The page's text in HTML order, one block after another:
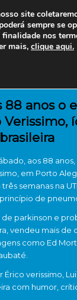
88 anos o
Verissimo,
aos 88
em Porto
semanas na
de
de parkinson e
vendeu mais de
como Ed
Érico verissimo,
com humor,
site
sempre se
nos
mais, clique aqui.